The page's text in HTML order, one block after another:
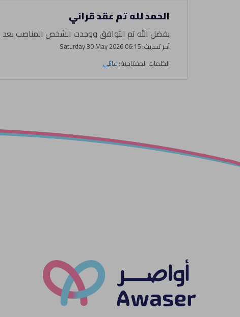
الحمد لله تم عقد قراني
بفضل الله تم التوافق ووجدت الشخص المناصب بعد
آخر تحديث: Saturday 30 May 2026 06:15
الكلمات المفتاحية: عائلي